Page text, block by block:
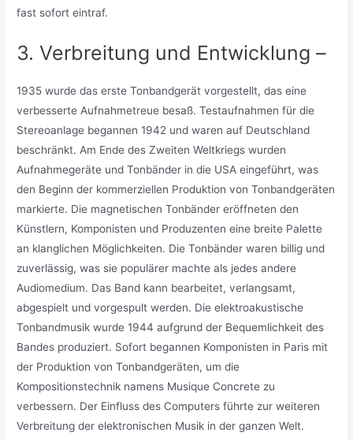
fast sofort eintraf.
3. Verbreitung und Entwicklung –
1935 wurde das erste Tonbandgerät vorgestellt, das eine
verbesserte Aufnahmetreue besaß. Testaufnahmen für die
Stereoanlage begannen 1942 und waren auf Deutschland
beschränkt. Am Ende des Zweiten Weltkriegs wurden
Aufnahmegeräte und Tonbänder in die USA eingeführt, was
den Beginn der kommerziellen Produktion von Tonbandgeräten
markierte. Die magnetischen Tonbänder eröffneten den
Künstlern, Komponisten und Produzenten eine breite Palette
an klanglichen Möglichkeiten. Die Tonbänder waren billig und
zuverlässig, was sie populärer machte als jedes andere
Audiomedium. Das Band kann bearbeitet, verlangsamt,
abgespielt und vorgespult werden. Die elektroakustische
Tonbandmusik wurde 1944 aufgrund der Bequemlichkeit des
Bandes produziert. Sofort begannen Komponisten in Paris mit
der Produktion von Tonbandgeräten, um die
Kompositionstechnik namens Musique Concrete zu
verbessern. Der Einfluss des Computers führte zur weiteren
Verbreitung der elektronischen Musik in der ganzen Welt.